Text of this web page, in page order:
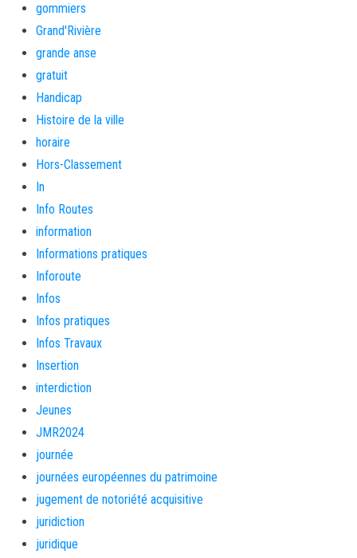
gommiers
Grand'Rivière
grande anse
gratuit
Handicap
Histoire de la ville
horaire
Hors-Classement
In
Info Routes
information
Informations pratiques
Inforoute
Infos
Infos pratiques
Infos Travaux
Insertion
interdiction
Jeunes
JMR2024
journée
journées européennes du patrimoine
jugement de notoriété acquisitive
juridiction
juridique